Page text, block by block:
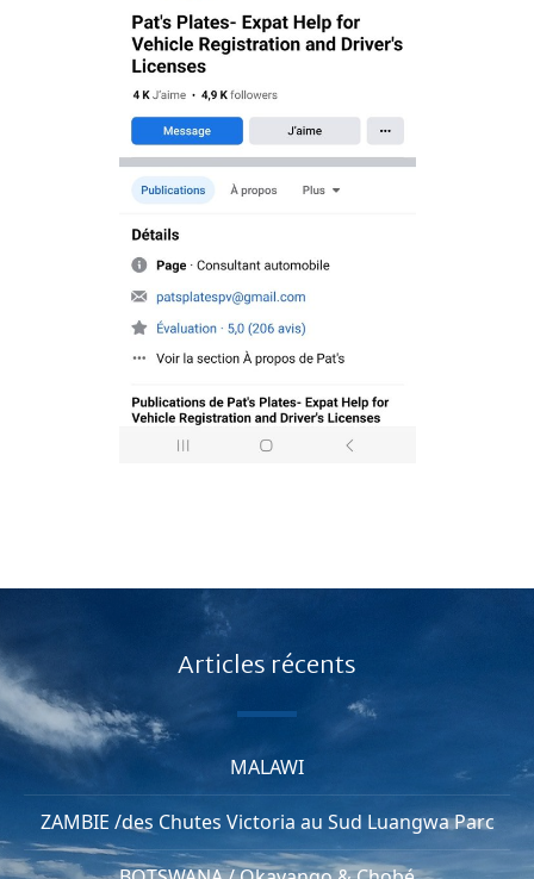
Articles récents
MALAWI
ZAMBIE /des Chutes Victoria au Sud Luangwa Parc